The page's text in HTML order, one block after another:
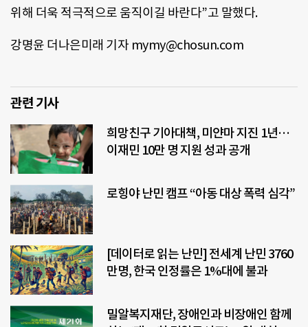
위해 더욱 적극적으로 움직이길 바란다”고 말했다.
강명윤 더나은미래 기자 mymy@chosun.com
관련 기사
희망친구 기아대책, 미얀마 지진 1년…
이재민 10만 명 지원 성과 공개
로힝야 난민 캠프 “아동 대상 폭력 심각”
[데이터로 읽는 난민] 전세계 난민 3760
만명, 한국 인정률은 1%대에 불과
밀알복지재단, 장애인과 비장애인 함께